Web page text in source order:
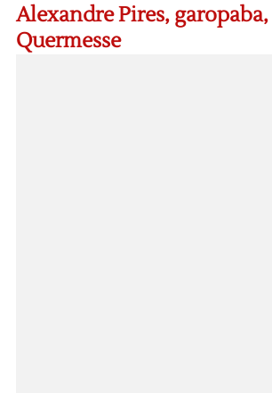
Alexandre Pires, garopaba,
Quermesse